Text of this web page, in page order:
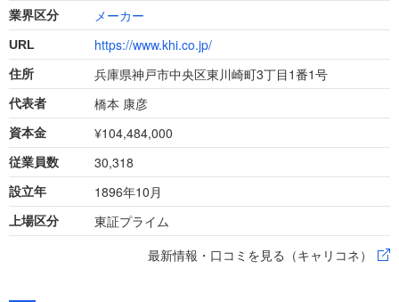
業界区分 メーカー
URL https://www.khi.co.jp/
住所 兵庫県神戸市中央区東川崎町3丁目1番1号
代表者 橋本 康彦
資本金 ¥104,484,000
従業員数 30,318
設立年 1896年10月
上場区分
東証プライム
最新情報・口コミを見る（キャリコネ）